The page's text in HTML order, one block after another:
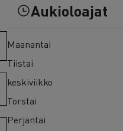
rahoitus
Aukioloajat
Maanantai
Tiistai
keskiviikko
Torstai
Perjantai